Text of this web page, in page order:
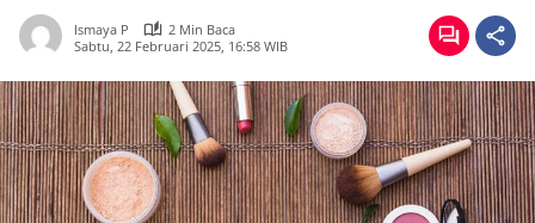
Ismaya P
2 Min Baca
Sabtu, 22 Februari 2025, 16:58 WIB